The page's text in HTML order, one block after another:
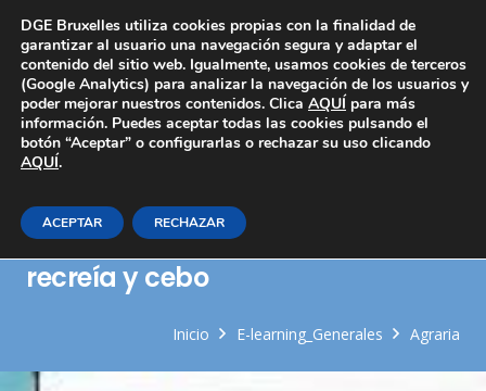
Área Privada
Empleo de programas y
soluciones informáticas
específicas en explotaciones de
recreía y cebo
Inicio E-learning_Generales Agraria
DGE Bruxelles utiliza cookies propias con la finalidad de
garantizar al usuario una navegación segura y adaptar el
contenido del sitio web. Igualmente, usamos cookies de terceros
(Google Analytics) para analizar la navegación de los usuarios y
poder mejorar nuestros contenidos. Clica AQUÍ para más
información. Puedes aceptar todas las cookies pulsando el
botón “Aceptar” o configurarlas o rechazar su uso clicando
AQUÍ.
ACEPTAR RECHAZAR